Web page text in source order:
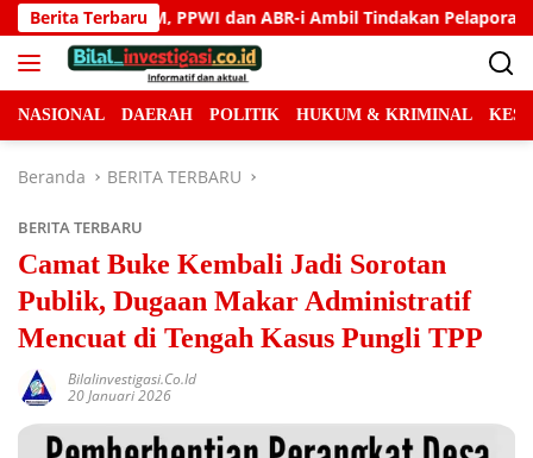
Langsung
ke
konten
Berita Terbaru
Tindakan Pelaporan Gedung NICU RSUD
NASIONAL DAERAH POLITIK HUKUM & KRIMINAL
Beranda BERITA TERBARU
BERITA TERBARU
Camat Buke Kembali Jadi Sorotan
Publik, Dugaan Makar Administratif
Mencuat di Tengah Kasus Pungli TPP
Bilalinvestigasi.co.id
20 Januari 2026